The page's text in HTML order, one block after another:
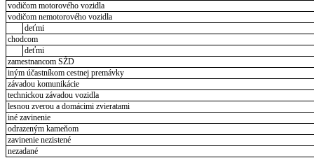
vodičom motorového vozidla
vodičom nemotorového vozidla
deťmi
chodcom
deťmi
zamestnancom SŽD
iným účastníkom cestnej premávky
závadou komunikácie
technickou závadou vozidla
lesnou zverou a domácimi zvieratami
iné zavinenie
odrazeným kameňom
zavinenie nezistené
nezadané